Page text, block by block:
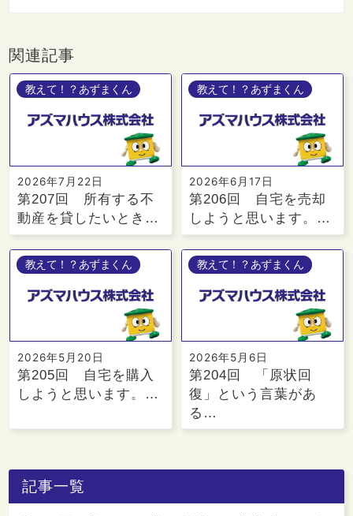
関連記事
教えて！？あずまくん
2026年7月22日
第207回 所有する不
動産を貸したいとき…
教えて！？あずまくん
2026年6月17日
第206回 自宅を売却
しようと思います。…
教えて！？あずまくん
2026年5月20日
第205回 自宅を購入
しようと思います。…
教えて！？あずまくん
2026年5月6日
第204回 「原状回
復」という言葉があ
る…
記事一覧